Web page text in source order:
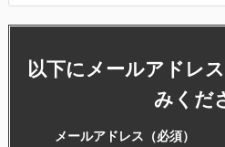
以下にメールアドレ
みくだ
メールアドレス （必須）